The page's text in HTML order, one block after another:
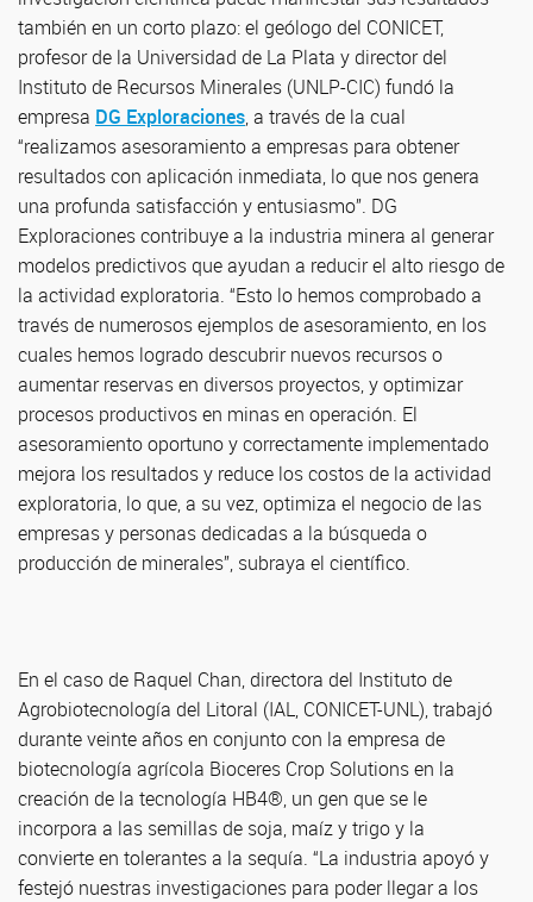
también en un corto plazo: el geólogo del CONICET,
profesor de la Universidad de La Plata y director del
Instituto de Recursos Minerales (UNLP-CIC) fundó la
empresa DG Exploraciones, a través de la cual
“realizamos asesoramiento a empresas para obtener
resultados con aplicación inmediata, lo que nos genera
una profunda satisfacción y entusiasmo”. DG
Exploraciones contribuye a la industria minera al generar
modelos predictivos que ayudan a reducir el alto riesgo de
la actividad exploratoria. “Esto lo hemos comprobado a
través de numerosos ejemplos de asesoramiento, en los
cuales hemos logrado descubrir nuevos recursos o
aumentar reservas en diversos proyectos, y optimizar
procesos productivos en minas en operación. El
asesoramiento oportuno y correctamente implementado
mejora los resultados y reduce los costos de la actividad
exploratoria, lo que, a su vez, optimiza el negocio de las
empresas y personas dedicadas a la búsqueda o
producción de minerales”, subraya el científico.
En el caso de Raquel Chan, directora del Instituto de
Agrobiotecnología del Litoral (IAL, CONICET-UNL), trabajó
durante veinte años en conjunto con la empresa de
biotecnología agrícola Bioceres Crop Solutions en la
creación de la tecnología HB4®, un gen que se le
incorpora a las semillas de soja, maíz y trigo y la
convierte en tolerantes a la sequía. “La industria apoyó y
festejó nuestras investigaciones para poder llegar a los